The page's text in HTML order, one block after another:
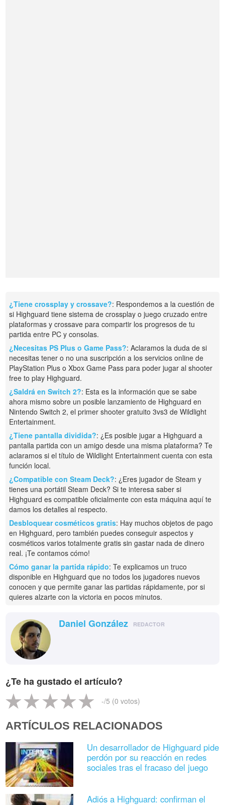
¿Tiene crossplay y crossave?: Respondemos a la cuestión de
si Highguard tiene sistema de crossplay o juego cruzado entre
plataformas y crossave para compartir los progresos de tu
partida entre PC y consolas.
¿Necesitas PS Plus o Game Pass?: Aclaramos la duda de si
necesitas tener o no una suscripción a los servicios online de
PlayStation Plus o Xbox Game Pass para poder jugar al shooter
free to play Highguard.
¿Saldrá en Switch 2?: Esta es la información que se sabe
ahora mismo sobre un posible lanzamiento de Highguard en
Nintendo Switch 2, el primer shooter gratuito 3vs3 de Wildlight
Entertainment.
¿Tiene pantalla dividida?: ¿Es posible jugar a Highguard a
pantalla partida con un amigo desde una misma plataforma? Te
aclaramos si el título de Wildlight Entertainment cuenta con esta
función local.
¿Compatible con Steam Deck?: ¿Eres jugador de Steam y
tienes una portátil Steam Deck? Si te interesa saber si
Highguard es compatible oficialmente con esta máquina aquí te
damos los detalles al respecto.
Desbloquear cosméticos gratis: Hay muchos objetos de pago
en Highguard, pero también puedes conseguir aspectos y
cosméticos varios totalmente gratis sin gastar nada de dinero
real. ¡Te contamos cómo!
Cómo ganar la partida rápido: Te explicamos un truco
disponible en Highguard que no todos los jugadores nuevos
conocen y que permite ganar las partidas rápidamente, por si
quieres alzarte con la victoria en pocos minutos.
Daniel González REDACTOR
¿Te ha gustado el artículo?
-/5 (0 votos)
ARTÍCULOS RELACIONADOS
Un desarrollador de Highguard pide
perdón por su reacción en redes
sociales tras el fracaso del juego
Adiós a Highguard: confirman el